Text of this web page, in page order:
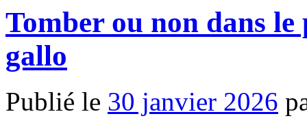
Tomber ou non dans
gallo
Publié le 30 janvier 2026